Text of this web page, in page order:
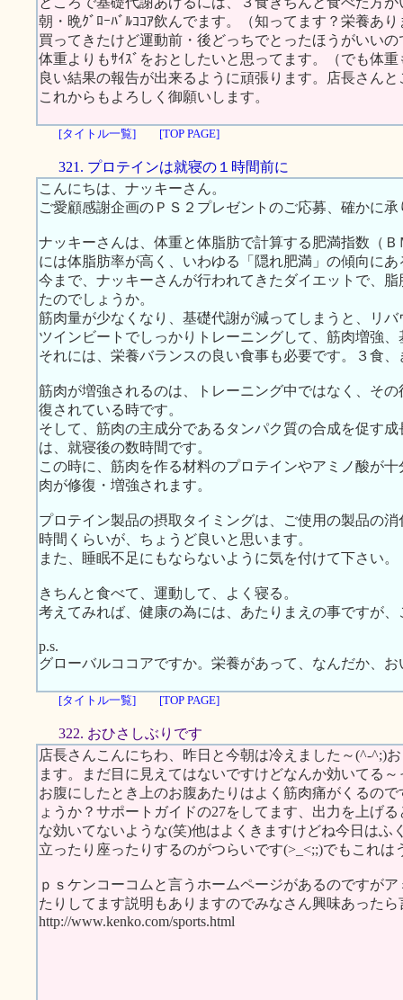
朝・晩ｸﾞﾛｰﾊﾞﾙｺｺｱ飲んでます。（知ってます？栄養あ
買ってきたけど運動前・後どっちでとったほうがいいの
体重よりもｻｲｽﾞをおとしたいと思ってます。（でも体
良い結果の報告が出来るように頑張ります。店長さん
これからもよろしく御願いします。
[タイトル一覧] [TOP PAGE]
321. プロテインは就寝の１時間前に
こんにちは、ナッキーさん。
ご愛顧感謝企画のＰＳ２プレゼントのご応募、確かに
ナッキーさんは、体重と体脂肪で計算する肥満指数（
には体脂肪率が高く、いわゆる「隠れ肥満」の傾向に
今まで、ナッキーさんが行われてきたダイエットで、
たのでしょうか。
筋肉量が少なくなり、基礎代謝が減ってしまうと、リ
ツインビートでしっかりトレーニングして、筋肉増強
それには、栄養バランスの良い食事も必要です。３食
筋肉が増強されるのは、トレーニング中ではなく、そ
復されている時です。
そして、筋肉の主成分であるタンパク質の合成を促す
は、就寝後の数時間です。
この時に、筋肉を作る材料のプロテインやアミノ酸が
肉が修復・増強されます。
プロテイン製品の摂取タイミングは、ご使用の製品の
時間くらいが、ちょうど良いと思います。
また、睡眠不足にもならないように気を付けて下さい。
きちんと食べて、運動して、よく寝る。
考えてみれば、健康の為には、あたりまえの事ですが
p.s.
グローバルココアですか。栄養があって、なんだか、
[タイトル一覧] [TOP PAGE]
322. おひさしぶりです
店長さんこんにちわ、昨日と今朝は冷えました～(^-^;)
ます。まだ目に見えてはないですけどなんか効いてる
お腹にしたとき上のお腹あたりはよく筋肉痛がくるの
ょうか？サポートガイドの27をしてます、出力を上げ
な効いてないような(笑)他はよくきますけどね今日はふ
立ったり座ったりするのがつらいです(>_<;;)でもこれ
ｐｓケンコーコムと言うホームページがあるのですが
たりしてます説明もありますのでみなさん興味あった
http://www.kenko.com/sports.html